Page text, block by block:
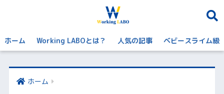
ホーム Working LABOとは？ 人気の記事 ベビースライム級
ホーム